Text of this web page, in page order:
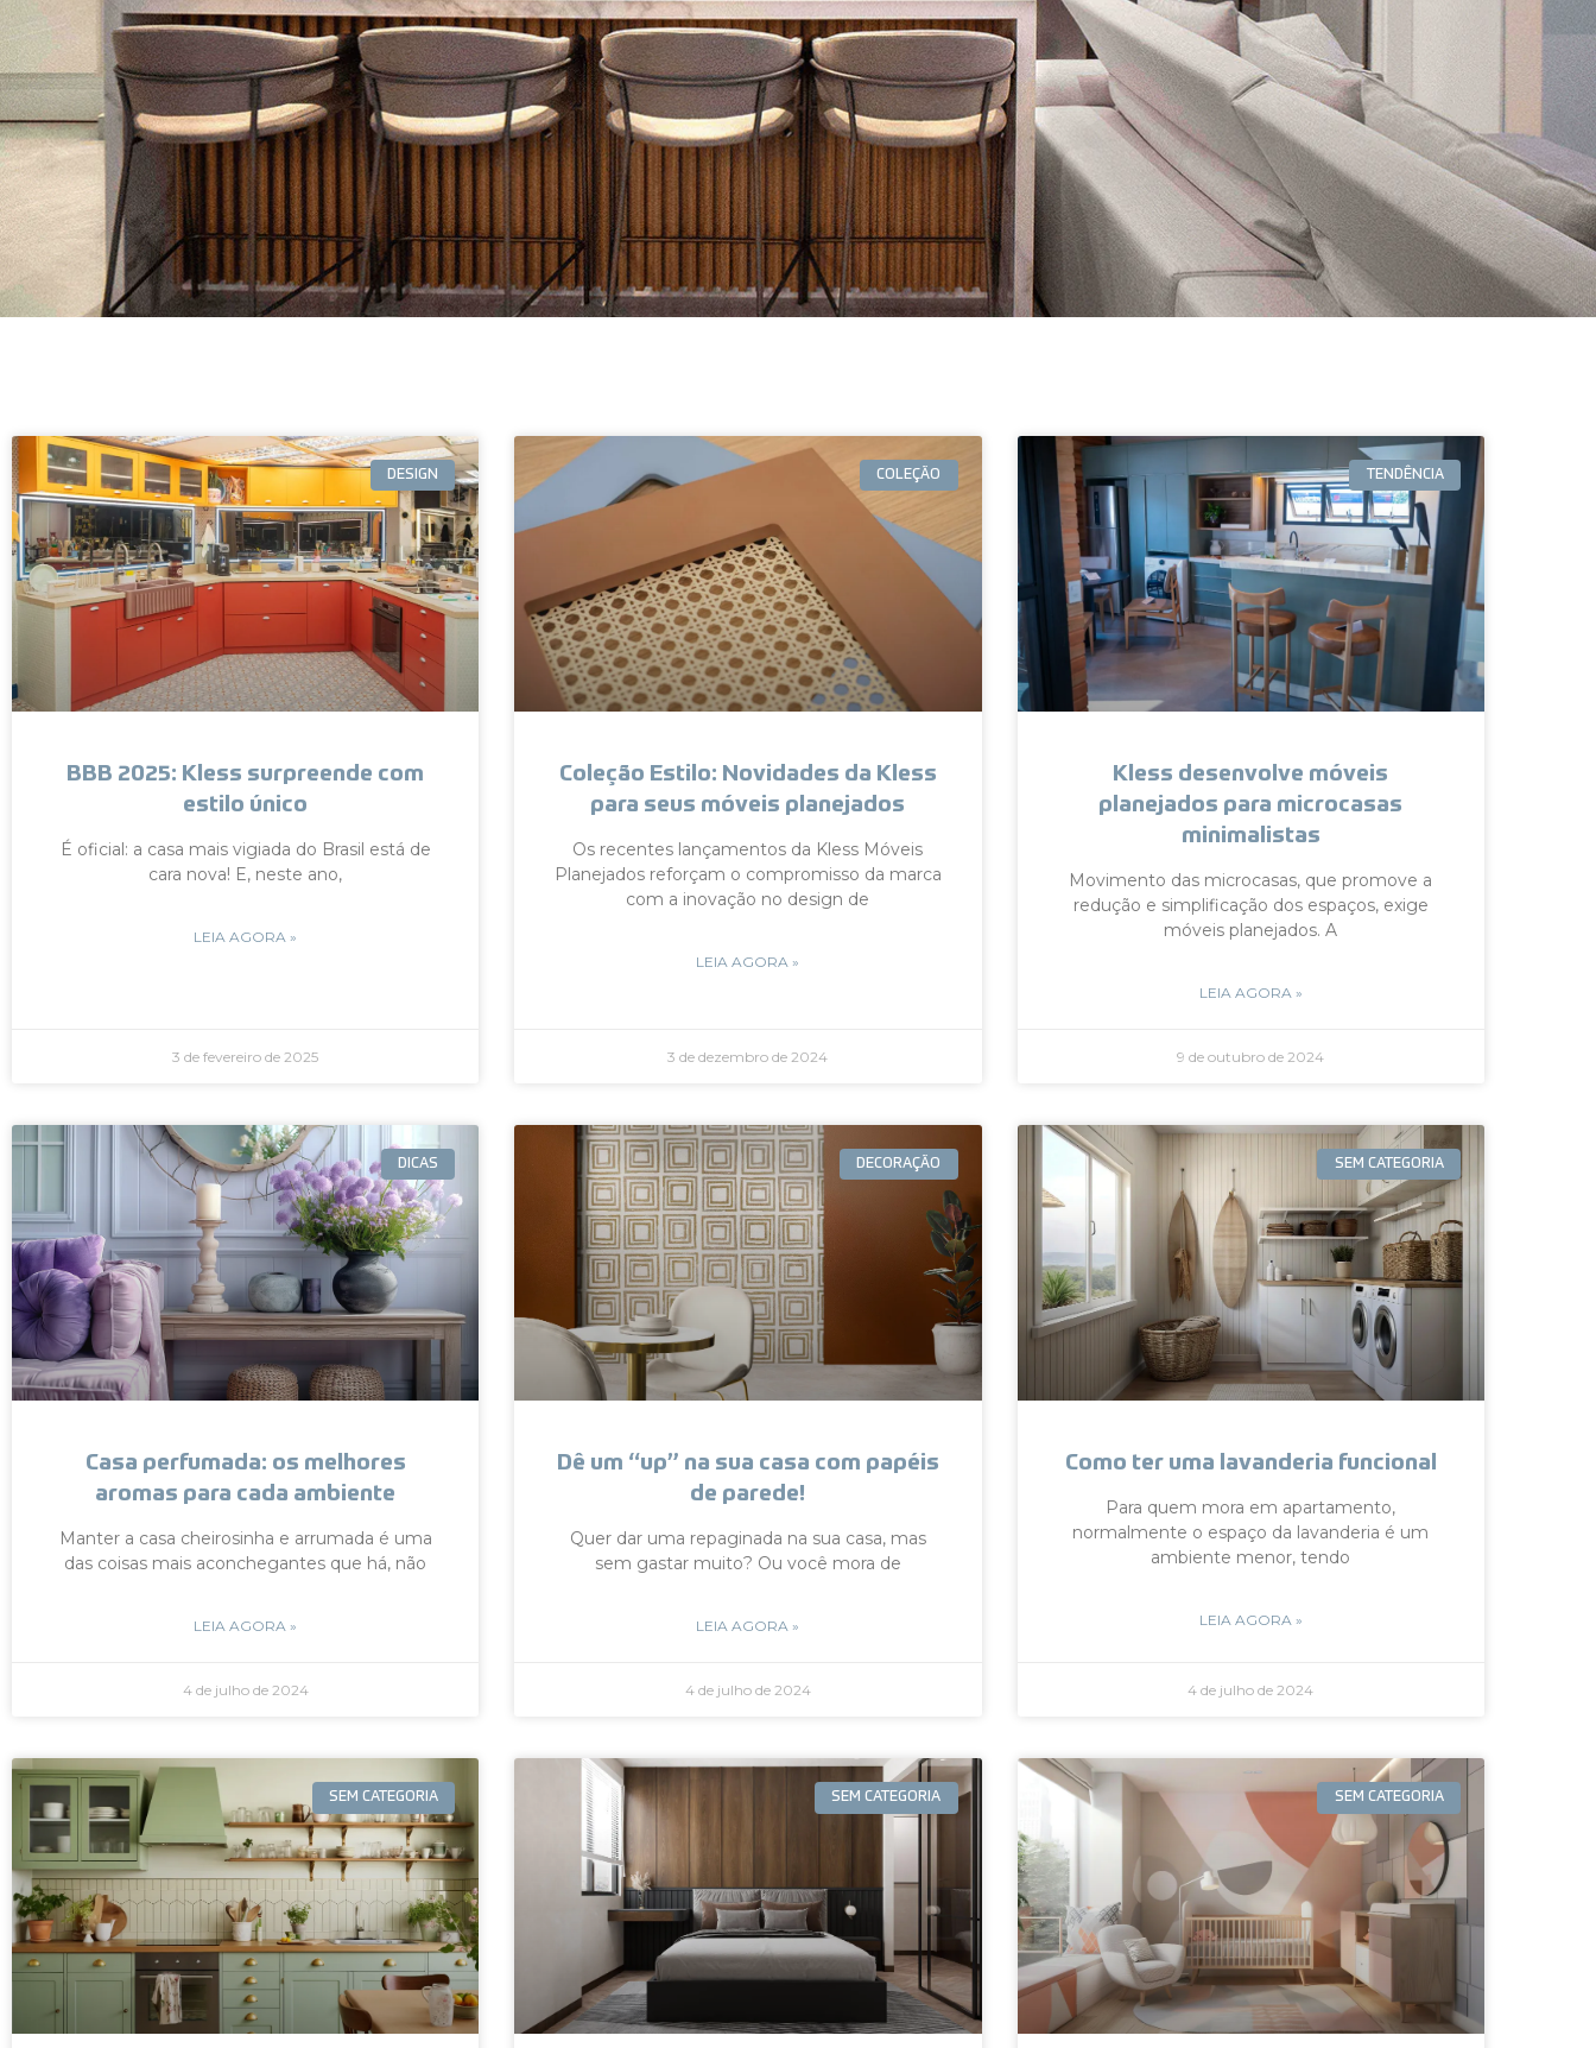
DESIGN
BBB 2025: Kless surpreende com
estilo único
É oficial: a casa mais vigiada do Brasil está de
cara nova! E, neste ano,
LEIA AGORA »
3 de fevereiro de 2025
COLEÇÃO
Coleção Estilo: Novidades da Kless
para seus móveis planejados
Os recentes lançamentos da Kless Móveis
Planejados reforçam o compromisso da marca
com a inovação no design de
LEIA AGORA »
3 de dezembro de 2024
TENDÊNCIA
Kless desenvolve móveis
planejados para microcasas
minimalistas
Movimento das microcasas, que promove a
redução e simplificação dos espaços, exige
móveis planejados. A
LEIA AGORA »
9 de outubro de 2024
DICAS
Casa perfumada: os melhores
aromas para cada ambiente
Manter a casa cheirosinha e arrumada é uma
das coisas mais aconchegantes que há, não
LEIA AGORA »
4 de julho de 2024
DECORAÇÃO
Dê um “up” na sua casa com papéis
de parede!
Quer dar uma repaginada na sua casa, mas
sem gastar muito? Ou você mora de
LEIA AGORA »
4 de julho de 2024
SEM CATEGORIA
Como ter uma lavanderia funcional
Para quem mora em apartamento,
normalmente o espaço da lavanderia é um
ambiente menor, tendo
LEIA AGORA »
4 de julho de 2024
SEM CATEGORIA SEM CATEGORIA SEM CATEGORIA